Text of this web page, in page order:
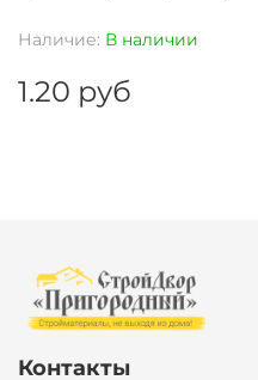
Наличие: В наличии
1.20 руб
Контакты